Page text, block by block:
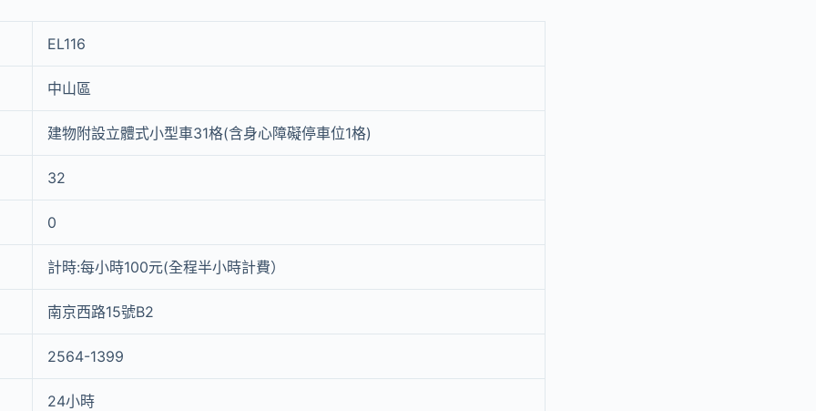
EL116
中山區
建物附設立體式小型車31格(含身心障礙停車位1格)
32
0
計時:每小時100元(全程半小時計費）
南京西路15號B2
2564-1399
24小時